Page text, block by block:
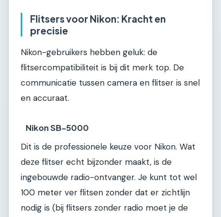
Flitsers voor Nikon: Kracht en
precisie
Nikon-gebruikers hebben geluk: de
flitsercompatibiliteit is bij dit merk top. De
communicatie tussen camera en flitser is snel
en accuraat.
Nikon SB-5000
Dit is de professionele keuze voor Nikon. Wat
deze flitser echt bijzonder maakt, is de
ingebouwde radio-ontvanger. Je kunt tot wel
100 meter ver flitsen zonder dat er zichtlijn
nodig is (bij flitsers zonder radio moet je de